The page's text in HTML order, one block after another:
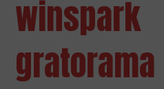
winspark
gratorama